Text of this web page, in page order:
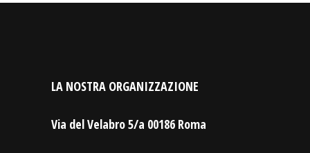
LA NOSTRA ORGANIZZAZIONE
Via del Velabro 5/a 00186 Roma